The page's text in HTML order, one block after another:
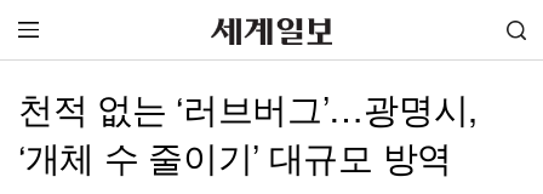
천적 없는 ‘러브버그’…광명시,
‘개체 수 줄이기’ 대규모 방역